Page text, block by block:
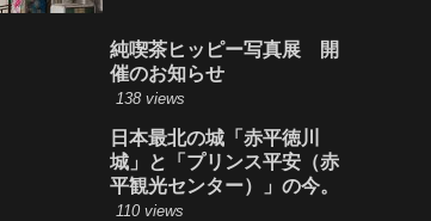
純喫茶ヒッピー写真展 開
催のお知らせ
138 views
日本最北の城「赤平徳川
城」と「プリンス平安（赤
平観光センター）」の今。
110 views